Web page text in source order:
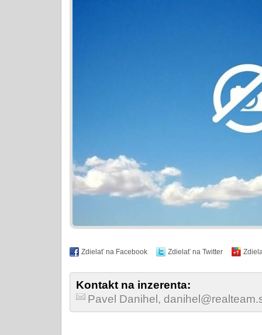
Zdielať na Facebook Zdielať na Twitter
Kontakt na inzerenta:
Pavel Danihel,